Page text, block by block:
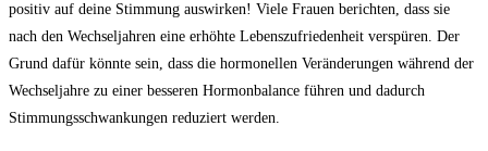
positiv auf deine Stimmung auswirken! Viele Frauen berichten, dass sie
nach den Wechseljahren eine erhöhte Lebenszufriedenheit verspüren. Der
Grund dafür könnte sein, dass die hormonellen Veränderungen während der
Wechseljahre zu einer besseren Hormonbalance führen und dadurch
Stimmungsschwankungen reduziert werden.